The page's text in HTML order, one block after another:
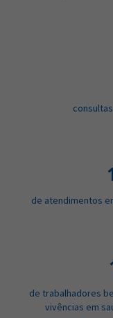
de atendimentos
de trabalhadores
vivências em